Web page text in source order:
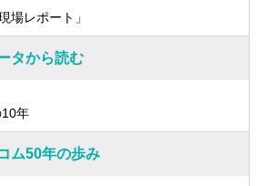
場レポート」
タから読む
10年
ム50年の歩み